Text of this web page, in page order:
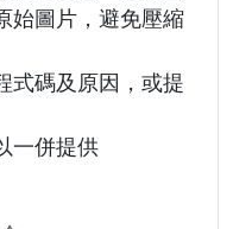
始圖片，避免壓縮
式碼及原因，或提
一併提供